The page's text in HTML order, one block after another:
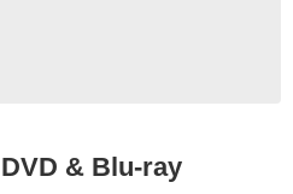
& Blu-ray